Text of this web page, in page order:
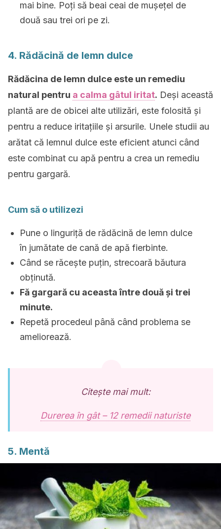
mai bine. Poți să beai ceai de mușețel de
două sau trei ori pe zi.
4. Rădăcină de lemn dulce
Rădăcina de lemn dulce este un remediu
natural pentru a calma gâtul iritat. Deși această
plantă are de obicei alte utilizări, este folosită și
pentru a reduce iritațiile și arsurile. Unele studii au
arătat că lemnul dulce este eficient atunci când
este combinat cu apă pentru a crea un remediu
pentru gargară.
Cum să o utilizezi
Pune o linguriță de rădăcină de lemn dulce
în jumătate de cană de apă fierbinte.
Când se răcește puțin, strecoară băutura
obținută.
Fă gargară cu aceasta între două și trei
minute.
Repetă procedeul până când problema se
ameliorează.
Citește mai mult:
Durerea în gât – 12 remedii naturiste
5. Mentă